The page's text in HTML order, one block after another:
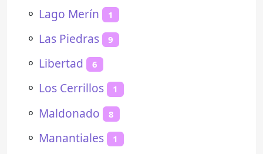
⚬ Lago Merín 1
⚬ Las Piedras 9
⚬ Libertad 6
⚬ Los Cerrillos 1
⚬ Maldonado 8
⚬ Manantiales 1